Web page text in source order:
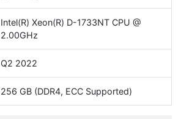
Intel(R) Xeon(R) D-1733NT CPU @
2.00GHz
Q2 2022
256 GB (DDR4, ECC Supported)